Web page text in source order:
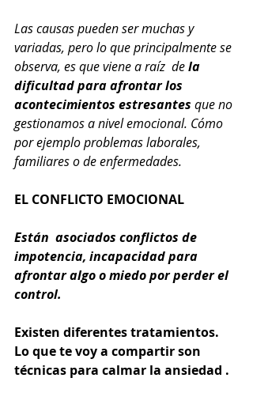
Las causas pueden ser muchas y
variadas, pero lo que principalmente se
observa, es que viene a raíz  de la
dificultad para afrontar los
acontecimientos estresantes que no
gestionamos a nivel emocional. Cómo
por ejemplo problemas laborales,
familiares o de enfermedades.
EL CONFLICTO EMOCIONAL
Están  asociados conflictos de
impotencia, incapacidad para
afrontar algo o miedo por perder el
control.
Existen diferentes tratamientos.
Lo que te voy a compartir son
técnicas para calmar la ansiedad .